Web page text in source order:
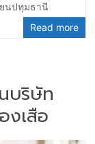
นปทุมธานี
Read more
บริษัท
งเสือ